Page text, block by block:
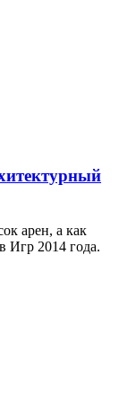
арен, а как
Игр 2014 года.